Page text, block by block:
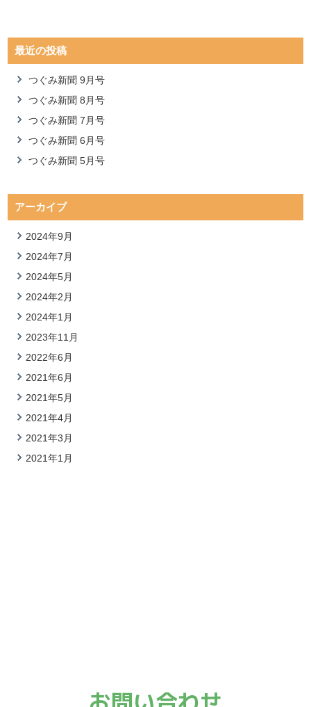
最近の投稿
つぐみ新聞 9月号
つぐみ新聞 8月号
つぐみ新聞 7月号
つぐみ新聞 6月号
つぐみ新聞 5月号
アーカイブ
2024年9月
2024年7月
2024年5月
2024年2月
2024年1月
2023年11月
2022年6月
2021年6月
2021年5月
2021年4月
2021年3月
2021年1月